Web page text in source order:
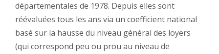
départementales de 1978. Depuis elles sont
réévaluées tous les ans via un coefficient national
basé sur la hausse du niveau général des loyers
(qui correspond peu ou prou au niveau de